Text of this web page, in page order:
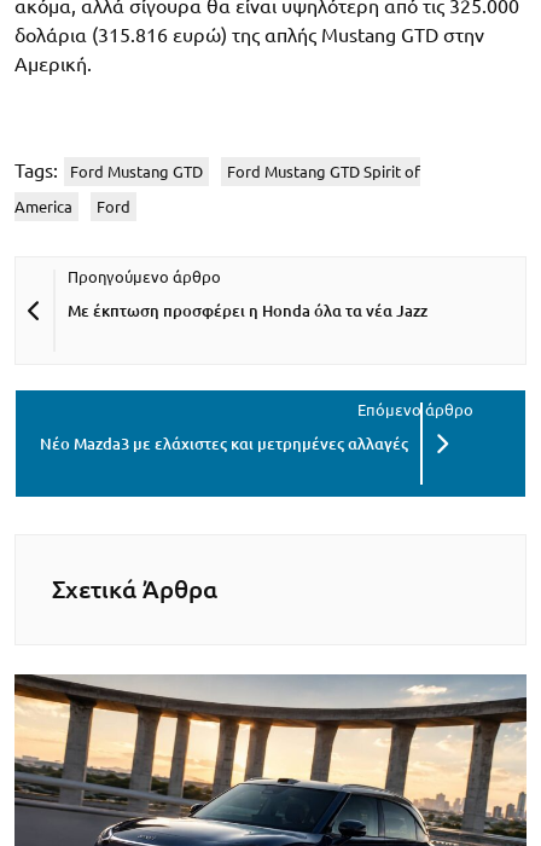
ακόμα, αλλά σίγουρα θα είναι υψηλότερη από τις 325.000
δολάρια (315.816 ευρώ) της απλής Mustang GTD στην
Αμερική.
Tags: Ford Mustang GTD Ford Mustang GTD Spirit of
America Ford
Με έκπτωση προσφέρει η Honda όλα τα νέα Jazz
Νέο Mazda3 με ελάχιστες και μετρημένες αλλαγές
Σχετικά Άρθρα